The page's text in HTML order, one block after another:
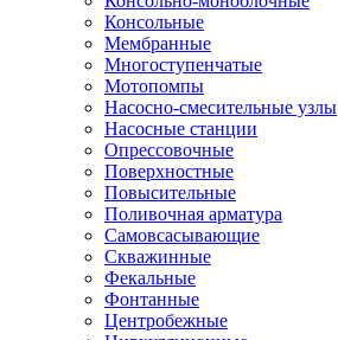
Консольные
Мембранные
Многоступенчатые
Мотопомпы
Насосно-смесительные узлы
Насосные станции
Опрессовочные
Поверхностные
Повысительные
Поливочная арматура
Самовсасывающие
Скважинные
Фекальные
Фонтанные
Центробежные